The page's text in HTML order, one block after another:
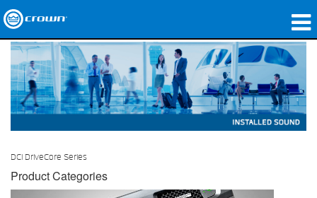
제품
응용 분야
네트워크 오디오
사례 연구
DCi DriveCore Series
Product Categories